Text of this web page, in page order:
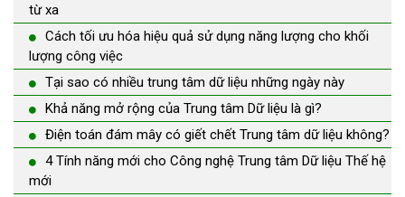
từ xa
Cách tối ưu hóa hiệu quả sử dụng năng lượng cho khối
lượng công việc
Tại sao có nhiều trung tâm dữ liệu những ngày này
Khả năng mở rộng của Trung tâm Dữ liệu là gì?
Điện toán đám mây có giết chết Trung tâm dữ liệu không?
4 Tính năng mới cho Công nghệ Trung tâm Dữ liệu Thế hệ
mới